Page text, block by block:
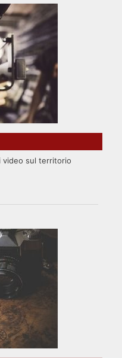
video sul territorio